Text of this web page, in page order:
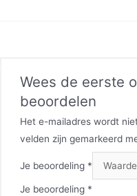
Wees de eerste
beoordelen
Het e-mailadres wordt
velden zijn gemarkeerd
Je beoordeling *
Je beoordeling *